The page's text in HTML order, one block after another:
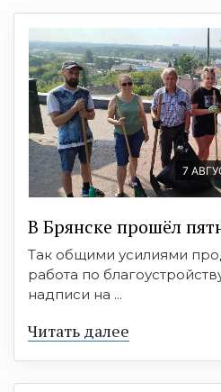
7
В Брянске прошёл
Так общими усилиями
работа по
надписи на ...
Читать далее